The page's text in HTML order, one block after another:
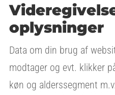
oplysninger
Data om din brug af
modtager og evt. klikker
køn og alderssegment